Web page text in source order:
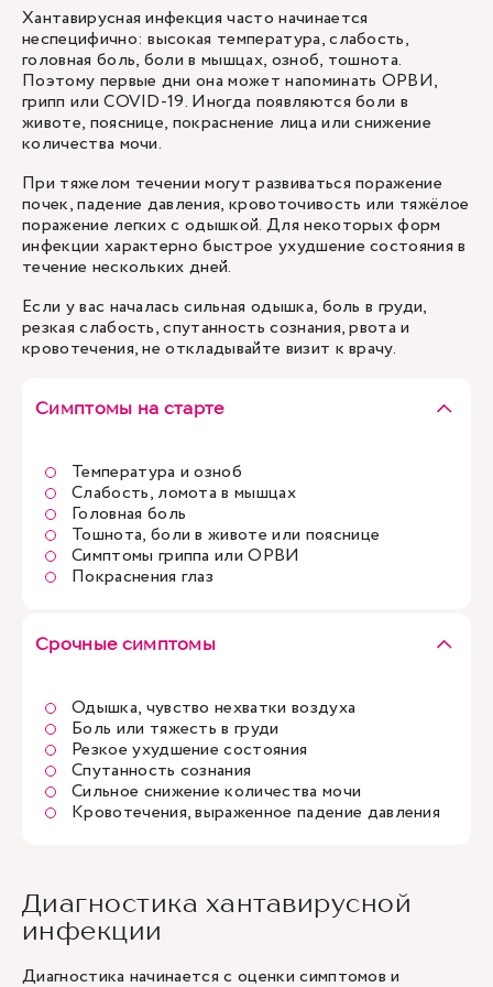
Хантавирусная инфекция часто начинается
неспецифично: высокая температура, слабость,
головная боль, боли в мышцах, озноб, тошнота.
Поэтому первые дни она может напоминать ОРВИ,
грипп или COVID-19. Иногда появляются боли в
животе, пояснице, покраснение лица или снижение
количества мочи.
При тяжелом течении могут развиваться поражение
почек, падение давления, кровоточивость или тяжёлое
поражение легких с одышкой. Для некоторых форм
инфекции характерно быстрое ухудшение состояния в
течение нескольких дней.
Если у вас началась сильная одышка, боль в груди,
резкая слабость, спутанность сознания, рвота и
кровотечения, не откладывайте визит к врачу.
Симптомы на старте
Температура и озноб
Слабость, ломота в мышцах
Головная боль
Тошнота, боли в животе или пояснице
Симптомы гриппа или ОРВИ
Покраснения глаз
Срочные симптомы
Одышка, чувство нехватки воздуха
Боль или тяжесть в груди
Резкое ухудшение состояния
Спутанность сознания
Сильное снижение количества мочи
Кровотечения, выраженное падение давления
Диагностика хантавирусной
инфекции
Диагностика начинается с оценки симптомов и